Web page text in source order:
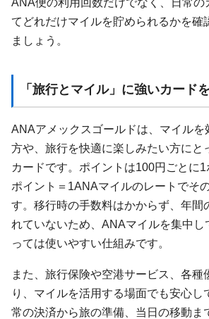
てどれだけマイルを貯められるかを確
ましょう。
「旅行とマイル」に強いカード
ANAアメックスゴールドは、マイルを
方や、旅行を快適に楽しみたい方にと
カードです。ポイントは100円ごとに
ポイント＝1ANAマイルのレートでそ
す。移行時の手数料はかからず、年間
れていないため、ANAマイルを集中し
っては使いやすい仕組みです。
また、旅行保険や空港サービス、各種
り、マイルを活用する場面でも安心し
常の決済から旅の準備、当日の移動ま